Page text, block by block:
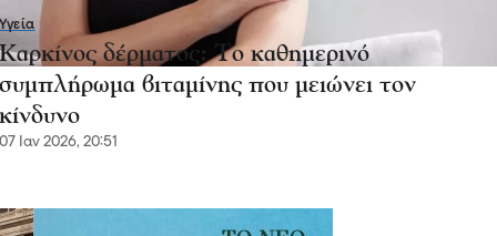
Υγεία
Καρκίνος δέρματος: Το καθημερινό
συμπλήρωμα βιταμίνης που μειώνει τον
κίνδυνο
07 Ιαν 2026, 20:51